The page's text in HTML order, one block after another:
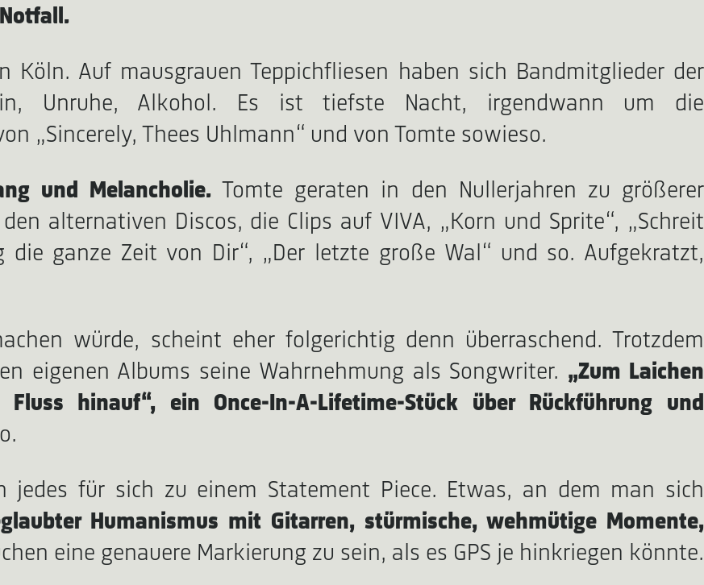
Auf mausgrauen Teppichfliesen haben sich Bandmitglieder der
Unruhe, Alkohol. Es ist tiefste Nacht, irgendwann um die
„Sincerely, Thees Uhlmann“ und von Tomte sowieso.
und Melancholie.Tomte geraten in den Nullerjahren zu größerer
alternativen Discos, die Clips auf VIVA, „Korn und Sprite“, „Schreit
die ganze Zeit von Dir“, „Der letzte große Wal“ und so. Aufgekratzt,
würde, scheint eher folgerichtig denn überraschend. Trotzdem
eigenen Albums seine Wahrnehmung als Songwriter. „Zum Laichen
hinauf“, ein Once-In-A-Lifetime-Stück über Rückführung und
jedes für sich zu einem Statement Piece. Etwas, an dem man sich
Humanismus mit Gitarren, stürmische, wehmütige Momente,
eine genauere Markierung zu sein, als es GPS je hinkriegen könnte.